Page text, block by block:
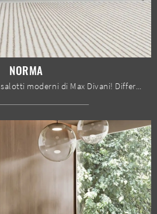
NORMA